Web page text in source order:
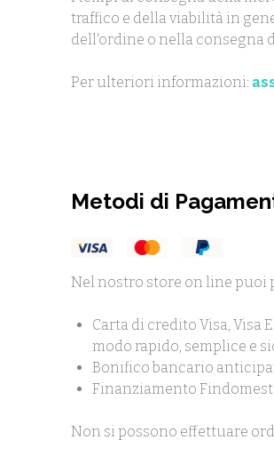
traffico e della viabilità in
dell'ordine o nella consegna
Per ulteriori informazioni:
Metodi di
Nel nostro store on line puoi
Carta di credito Visa, Visa
modo rapido, semplice e
Bonifico bancario
Finanziamento
Non si possono effettuare